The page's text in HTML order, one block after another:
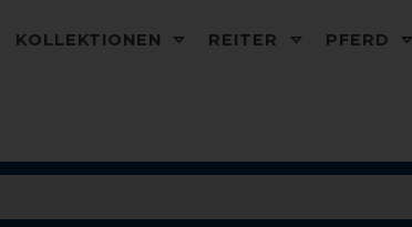
KOLLEKTIONEN REITER PFERD